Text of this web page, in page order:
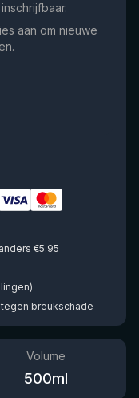
aan om nieuwe
€5.95
breukschade
Volume
500ml